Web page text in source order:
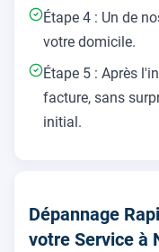
Étape 4 : Un de
votre domicile.
Étape 5 : Après
facture, sans
initial.
Dépannage
votre Service à